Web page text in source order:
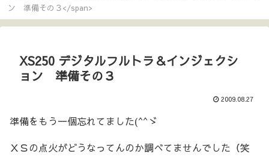
ン 準備その３</span>
XS250 デジタルフルトラ＆インジェクシ
ョン 準備その３
2009.08.27
準備をもう一個忘れてました(^^ゞ
ＸＳの点火がどうなってんのか調べてませんでした（笑